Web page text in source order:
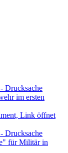
Drucksache
im ersten
Link öffnet
Drucksache
für Militär in